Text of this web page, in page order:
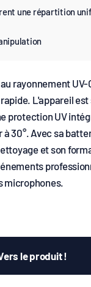
une répartition
rayonnement
L'appareil
protection UV
30°. Avec sa
et son
microphones.
le produit !